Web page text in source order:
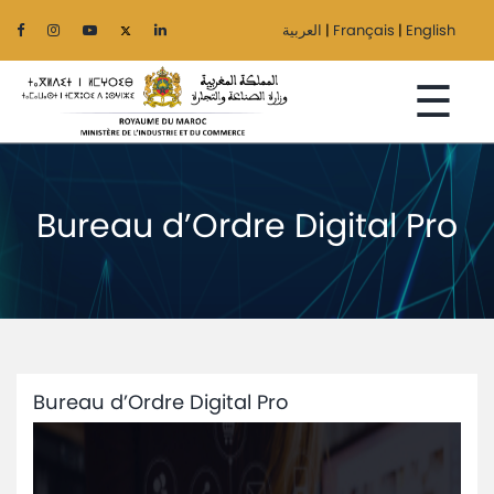
العربية | Français | English
☰
Accueil
Ministère
Régionalisation
Bureau d’Ordre Digital Pro
Bureau d’Ordre Digital Pro